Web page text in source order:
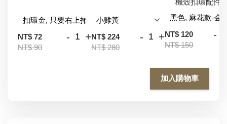
NT$ 72
NT$ 90
- +NT$ 224
NT$ 280
- +
機殼扣環配件
NT$ 120
NT$ 150
-
加入購物車